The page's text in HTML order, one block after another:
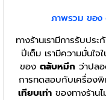
ภาพรวม ของ
ทางร้านเรามีการรับป
ปีเต็ม เรามีความมั่นใ
ของ ตลับหมึกว่าปล
การทดสอบกับเครื่องพิ
เทียบเท่า ของทางร้าน